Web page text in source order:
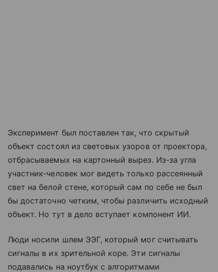
Эксперимент был поставлен так, что скрытый
объект состоял из световых узоров от проектора,
отбрасываемых на картонный вырез. Из-за угла
участник-человек мог видеть только рассеянный
свет на белой стене, который сам по себе не был
бы достаточно четким, чтобы различить исходный
объект. Но тут в дело вступает компонент ИИ.
Люди носили шлем ЭЭГ, который мог считывать
сигналы в их зрительной коре. Эти сигналы
подавались на ноутбук с алгоритмами